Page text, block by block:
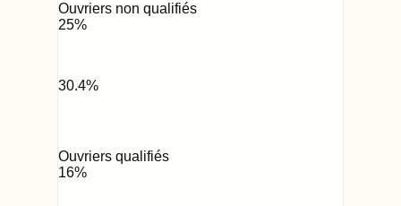
Ouvriers non qualifiés
25%
30.4%
Ouvriers qualifiés
16%